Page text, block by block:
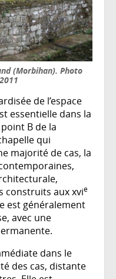
(Morbihan). Photo
de l’espace
essentielle dans la
B de la
qui
majorité de cas, la
construits aux xvie
est généralement
avec une
dans le
des cas, distante